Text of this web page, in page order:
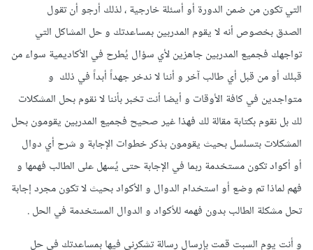
التي تكون من ضمن الدورة أو أسئلة خارجية ، لذلك أرجو أن تقول
الصدق بخصوص أنه لا يقوم المدربين بمساعدتك و حل المشاكل التي
تواجهك فجميع المدربين جاهزين لأي سؤال يُطرح في الأكاديمية سواء من
قبلك أو من قبل أي طالب آخر و أننا لا ندخر جهداً أبداً في ذلك و
متواجدين في كافة الأوقات و أيضا أنت تخبر بأننا لا نقوم بحل المشكلات
لك بل نقوم بكتابة مقالة لك فهذا غير صحيح فجميع المدربين يقومون بحل
المشكلات بتسلسل بحيث يقومون بذكر خطوات الإجابة و شرح أي دوال
أو أكواد تكون مستخدمة ربما في الإجابة حتى يُسهل على الطالب فهمها و
فهم لماذا تم وضع أو استخدام الدوال و الأكواد بحيث لا تكون مجرد إجابة
تحل مشكلة الطالب بدون فهمه للأكواد و الدوال المستخدمة في الحل .
و أنت يوم السبت قمت بإرسال رسالة تشكرني فيها بمساعدتك في حل